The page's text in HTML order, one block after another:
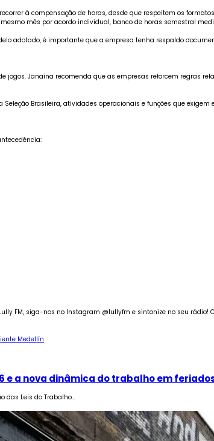
à compensação de horas, desde que respeitem os
mês por acordo individual, banco de horas semestral
adotado, é importante que a empresa tenha respaldo
Janaína recomenda que as empresas reforcem regras
Brasileira, atividades operacionais e funções que
FM, siga-nos no Instagram @lullyfm e sintonize no seu rádio!
Medellín
e a nova dinâmica do trabalho em
das Leis do Trabalho…